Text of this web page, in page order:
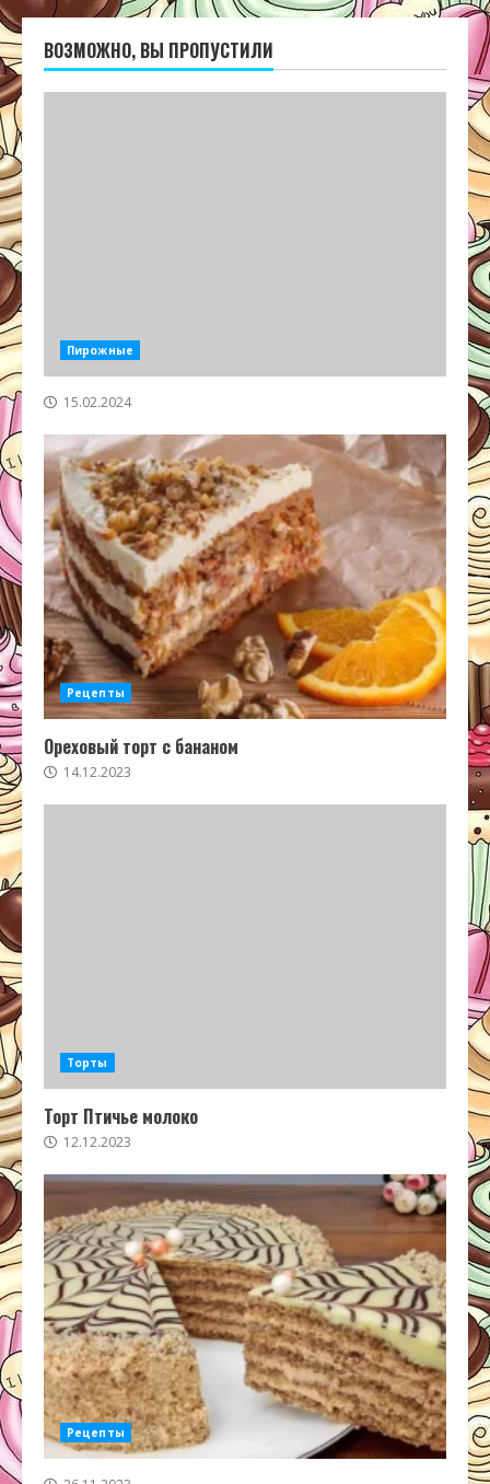
ВОЗМОЖНО, ВЫ ПРОПУСТИЛИ
Пирожные
15.02.2024
Рецепты
Ореховый торт с бананом
14.12.2023
Торты
Торт Птичье молоко
12.12.2023
Рецепты